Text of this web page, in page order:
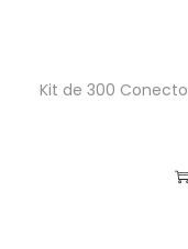
Kit de 300